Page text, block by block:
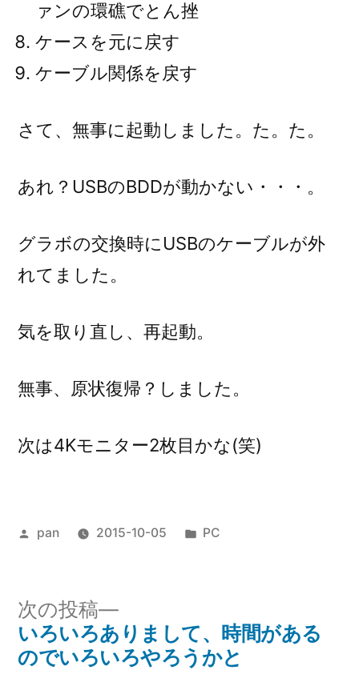
ァンの環礁でとん挫
ケースを元に戻す
ケーブル関係を戻す
さて、無事に起動しました。た。た。
あれ？USBのBDDが動かない・・・。
グラボの交換時にUSBのケーブルが外
れてました。
気を取り直し、再起動。
無事、原状復帰？しました。
次は4Kモニター2枚目かな(笑)
投
pan 2015-10-05
カ
PC
投
次の投稿
次
の
投
いろいろありまして、時間がある
のでいろいろやろうかと